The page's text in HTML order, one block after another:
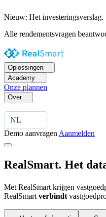
Nieuw: Het investeringsverslag.
Alle rendementsvragen
Oplossingen
Academy
Onze plannen
Over
NL
Demo aanvragen Aanmelden
RealSmart. Het
Met RealSmart krijgen
RealSmart verbindt